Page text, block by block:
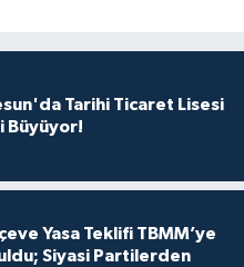
Tarihi Ticaret Lisesi
Büyüyor!
Yasa Teklifi TBMM’ye
Siyasi Partilerden